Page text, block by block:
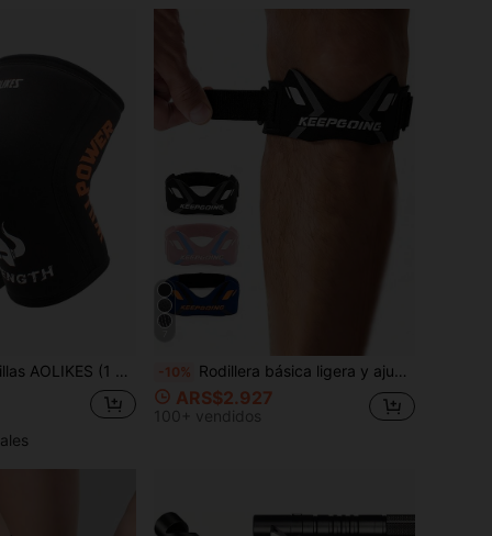
Mangas para rodillas AOLIKES (1 par) Rodilleras de compresión de 7 mm para levantamiento de pesas, sentadillas, gimnasio y otros deportes -10% Rodillera básica ligera y ajustable, transpirable y absorbente de sudor, antideslizante, soporte de rodilla para hombres y mujeres, estabilizador de rótula, almohadillas para espinillas para senderismo, saltadores, baloncesto, fútbol, correr, sentadillas, accesorios de gimnasio, equipo de deportes al aire libre
ARS$2.927
100+ vendidos